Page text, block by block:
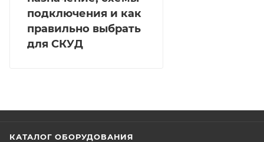
подключения и как
правильно выбрать
для СКУД
КАТАЛОГ ОБОРУДОВАНИЯ